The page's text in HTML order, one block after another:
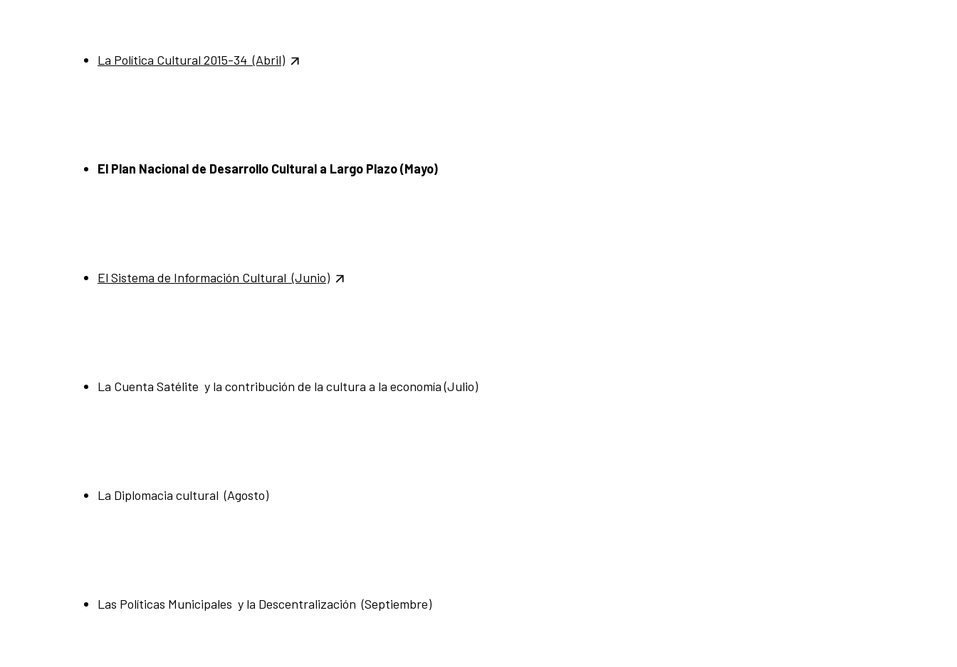
La Política Cultural 2015-34 (Abril)
El Plan Nacional de Desarrollo Cultural a Largo Plazo (Mayo)
El Sistema de Información Cultural (Junio)
La Cuenta Satélite y la contribución de la cultura a la economía (Julio)
La Diplomacia cultural (Agosto)
Las Políticas Municipales y la Descentralización (Septiembre)